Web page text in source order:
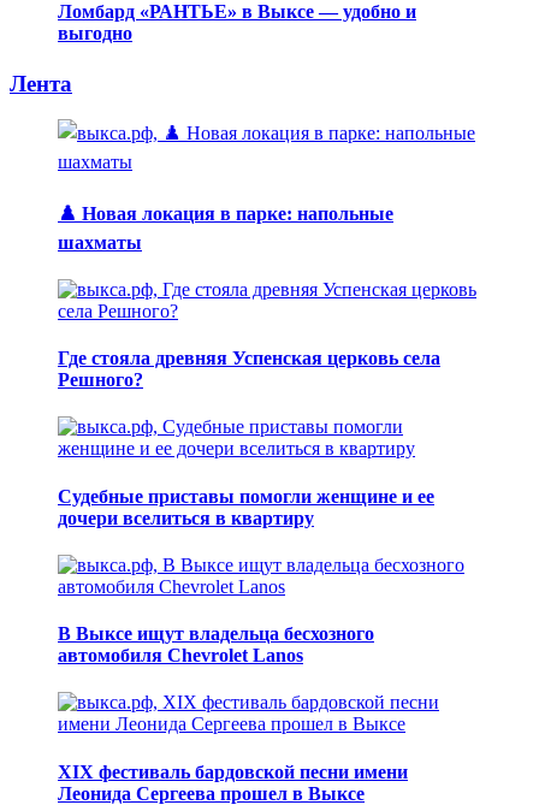
Ломбард «РАНТЬЕ» в Выксе — удобно и
выгодно
Лента
♟️ Новая локация в парке: напольные
шахматы
Где стояла древняя Успенская церковь села
Решного?
Судебные приставы помогли женщине и ее
дочери вселиться в квартиру
В Выксе ищут владельца бесхозного
автомобиля Chevrolet Lanos
XIX фестиваль бардовской песни имени
Леонида Сергеева прошел в Выксе